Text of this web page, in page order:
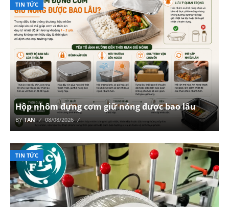
TIN TỨC
Hộp nhôm đựng cơm giữ nóng được bao lâu
BYTAN 08/08/2026
TIN TỨC